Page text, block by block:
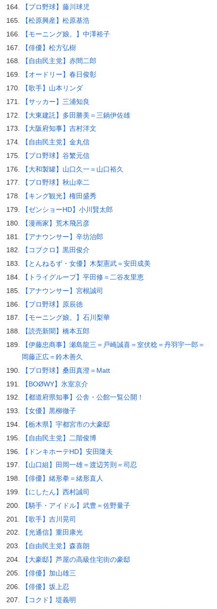
【プロ野球】藤川球児
【松原興産】松原基浩
【モーニング娘。】中澤裕子
【俳優】松方弘樹
【自由民主党】赤間二郎
【オードリー】春日俊彰
【歌手】山本リンダ
【サッカー】三浦知良
【大東建託】多田勝美＝三鍋伊佐雄
【大阪府知事】吉村洋文
【自由民主党】金丸信
【プロ野球】谷繁元信
【大和製罐】山口久一＝山口裕久
【プロ野球】秋山幸二
【キング観光】権田盛秀
【ゼンショーHD】小川賢太郎
【漫画家】荒木飛呂彦
【アナウンサー】辛坊治郎
【コブクロ】黒田俊介
【とんねるず・女優】木梨憲武＝安田成美
【トライグループ】平田修＝二谷友里恵
【アナウンサー】宮根誠司
【プロ野球】原辰徳
【モーニング娘。】石川梨華
【読売新聞】橋本五郎
【伊藤忠商事】瀬島龍三＝戸崎誠喜＝室伏稔＝丹羽宇一郎＝
岡藤正広＝鈴木善久
【プロ野球】桑田真澄＝Matt
【BOØWY】氷室京介
【都道府県知事】公舎・公館一覧公開！
【女優】黒柳徹子
【栃木県】宇都宮市の大豪邸
【自由民主党】二階俊博
【ドンキホーテHD】安田隆夫
【山口組】田岡一雄＝渡辺芳則＝司忍
【俳優】緒形拳＝緒形直人
【にしたん】西村誠司
【騎手・アイドル】武豊＝佐野量子
【歌手】吉川晃司
【光通信】重田康光
【自由民主党】森喜朗
【大豪邸】芦屋の高級住宅街の豪邸
【俳優】加山雄三
【俳優】坂上忍
【コクド】堤義明